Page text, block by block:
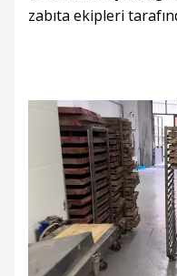
zabıta ekipleri